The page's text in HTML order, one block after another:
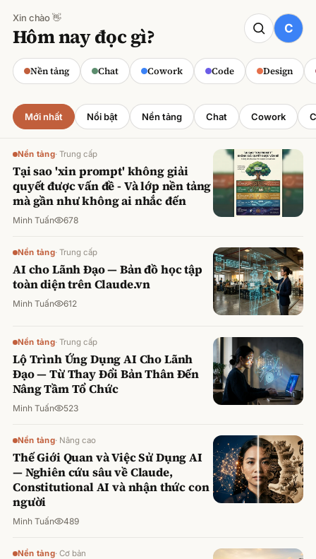
Xin chào 👋
Hôm nay đọc gì?
Nền tảng Chat Cowork Code Design
CODE
Claude cho Sales: Dự báo doanh số
chính xác
Minh Tuấn ·800 lượt xem
Mới nhất Nổi bật Nền tảng Chat Cowork
Nền tảng· Trung cấp
Tại sao 'xin prompt' không giải
quyết được vấn đề - Và lớp nền tảng
mà gần như không ai nhắc đến
Minh Tuấn 678
Nền tảng· Trung cấp
AI cho Lãnh Đạo — Bản đồ học tập
toàn diện trên Claude.vn
Minh Tuấn 612
Nền tảng· Trung cấp
Lộ Trình Ứng Dụng AI Cho Lãnh
Đạo — Từ Thay Đổi Bản Thân Đến
Nâng Tầm Tổ Chức
Minh Tuấn 523
Nền tảng· Nâng cao
Thế Giới Quan và Việc Sử Dụng AI
— Nghiên cứu sâu về Claude,
Constitutional AI và nhận thức con
người
Minh Tuấn 489
Nền tảng· Cơ bản